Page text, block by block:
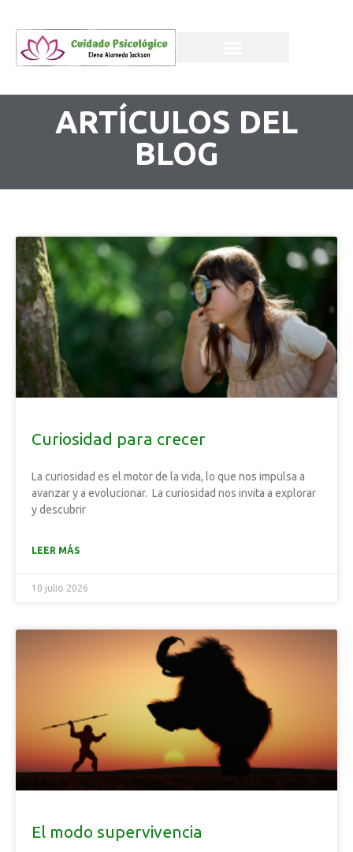
ARTÍCULOS DEL
BLOG
Curiosidad para crecer
La curiosidad es el motor de la vida, lo que nos impulsa a
avanzar y a evolucionar. La curiosidad nos invita a explorar
y descubrir
LEER MÁS
10 julio 2026
El modo supervivencia